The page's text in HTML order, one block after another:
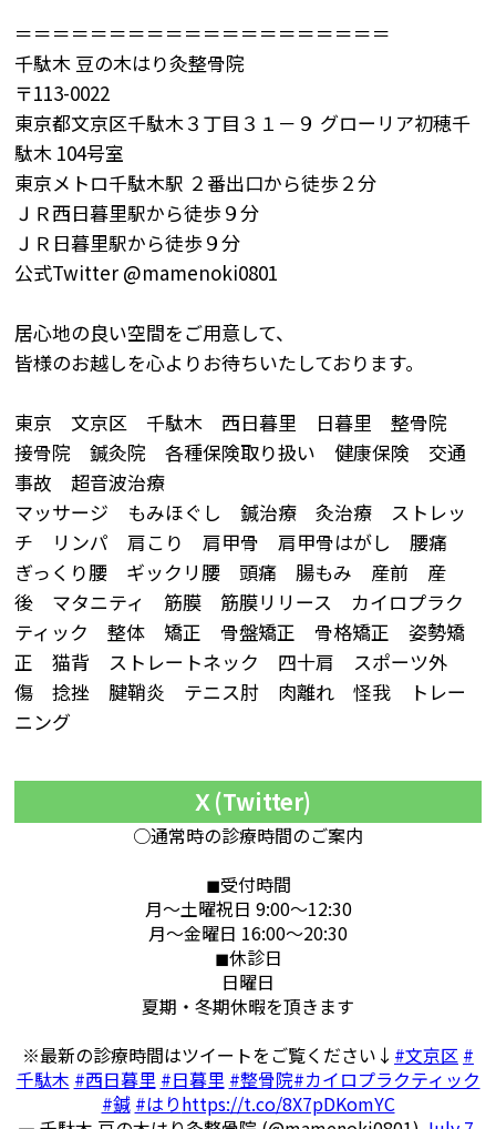
＝＝＝＝＝＝＝＝＝＝＝＝＝＝＝＝＝＝＝＝
千駄木 豆の木はり灸整骨院
〒113-0022
東京都文京区千駄木３丁目３１－９ グローリア初穂千
駄木 104号室
東京メトロ千駄木駅 ２番出口から徒歩２分
ＪＲ西日暮里駅から徒歩９分
ＪＲ日暮里駅から徒歩９分
公式Twitter @mamenoki0801
居心地の良い空間をご用意して、
皆様のお越しを心よりお待ちいたしております。
東京 文京区 千駄木 西日暮里 日暮里 整骨院
接骨院 鍼灸院 各種保険取り扱い 健康保険 交通
事故 超音波治療
マッサージ もみほぐし 鍼治療 灸治療 ストレッ
チ リンパ 肩こり 肩甲骨 肩甲骨はがし 腰痛
ぎっくり腰 ギックリ腰 頭痛 腸もみ 産前 産
後 マタニティ 筋膜 筋膜リリース カイロプラク
ティック 整体 矯正 骨盤矯正 骨格矯正 姿勢矯
正 猫背 ストレートネック 四十肩 スポーツ外
傷 捻挫 腱鞘炎 テニス肘 肉離れ 怪我 トレー
ニング
Ｘ(Twitter)
○通常時の診療時間のご案内
◼︎受付時間
月〜土曜祝日 9:00〜12:30
月〜金曜日 16:00〜20:30
◼︎休診日
日曜日
夏期・冬期休暇を頂きます
※最新の診療時間はツイートをご覧ください↓ #文京区 #
千駄木 #西日暮里 #日暮里 #整骨院#カイロプラクティック
#鍼 #はりhttps://t.co/8X7pDKomYC